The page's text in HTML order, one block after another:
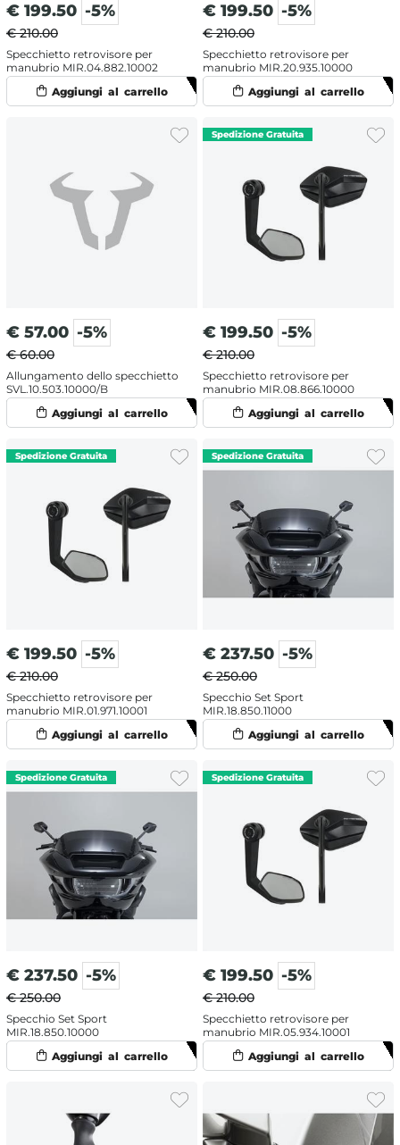
€ 199.50 -5%
€ 210.00
Specchietto retrovisore per
manubrio MIR.04.882.10002
€ 199.50 -5%
€ 210.00
Specchietto retrovisore per
manubrio MIR.20.935.10000
€ 57.00 -5%
€ 60.00
Allungamento dello specchietto
SVL.10.503.10000/B
€ 199.50 -5%
€ 210.00
Specchietto retrovisore per
manubrio MIR.08.866.10000
€ 199.50 -5%
€ 210.00
Specchietto retrovisore per
manubrio MIR.01.971.10001
€ 237.50 -5%
€ 250.00
Specchio Set Sport
MIR.18.850.11000
€ 237.50 -5%
€ 250.00
Specchio Set Sport
MIR.18.850.10000
€ 199.50 -5%
€ 210.00
Specchietto retrovisore per
manubrio MIR.05.934.10001